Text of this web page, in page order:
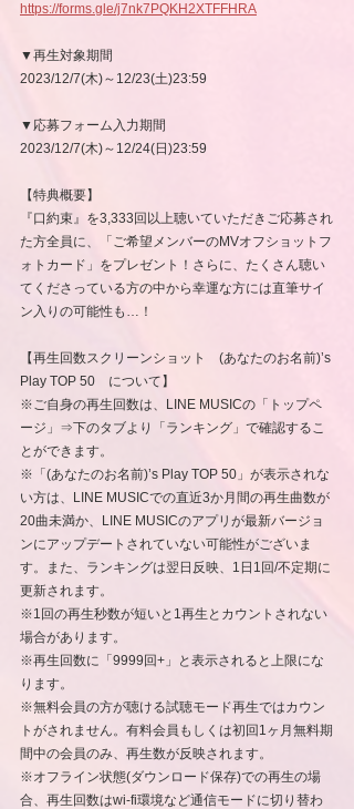
https://forms.gle/j7nk7PQKH2XTFFHRA
▼再生対象期間
2023/12/7(木)～12/23(土)23:59
▼応募フォーム入力期間
2023/12/7(木)～12/24(日)23:59
【特典概要】
『口約束』を3,333回以上聴いていただきご応募され
た方全員に、「ご希望メンバーのMVオフショットフ
ォトカード」をプレゼント！さらに、たくさん聴い
てくださっている方の中から幸運な方には直筆サイ
ン入りの可能性も…！
【再生回数スクリーンショット　(あなたのお名前)’s
Play TOP 50　について】
※ご自身の再生回数は、LINE MUSICの「トップペ
ージ」⇒下のタブより「ランキング」で確認するこ
とができます。
※「(あなたのお名前)’s Play TOP 50」が表示されな
い方は、LINE MUSICでの直近3か月間の再生曲数が
20曲未満か、LINE MUSICのアプリが最新バージョ
ンにアップデートされていない可能性がございま
す。また、ランキングは翌日反映、1日1回/不定期に
更新されます。
※1回の再生秒数が短いと1再生とカウントされない
場合があります。
※再生回数に「9999回+」と表示されると上限にな
ります。
※無料会員の方が聴ける試聴モード再生ではカウン
トがされません。有料会員もしくは初回1ヶ月無料期
間中の会員のみ、再生数が反映されます。
※オフライン状態(ダウンロード保存)での再生の場
合、再生回数はwi-fi環境など通信モードに切り替わ